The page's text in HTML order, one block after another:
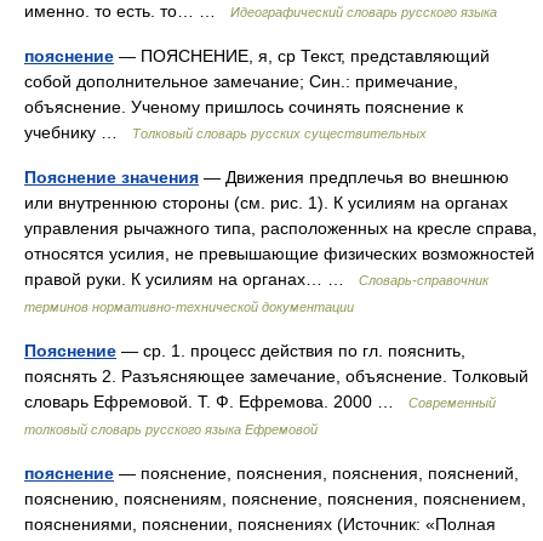
именно. то есть. то… …
Идеографический словарь русского языка
пояснение — ПОЯСНЕНИЕ, я, ср Текст, представляющий
собой дополнительное замечание; Син.: примечание,
объяснение. Ученому пришлось сочинять пояснение к
учебнику …
Толковый словарь русских существительных
Пояснение значения — Движения предплечья во внешнюю
или внутреннюю стороны (см. рис. 1). К усилиям на органах
управления рычажного типа, расположенных на кресле справа,
относятся усилия, не превышающие физических возможностей
правой руки. К усилиям на органах… …
Словарь-справочник
терминов нормативно-технической документации
Пояснение — ср. 1. процесс действия по гл. пояснить,
пояснять 2. Разъясняющее замечание, объяснение. Толковый
словарь Ефремовой. Т. Ф. Ефремова. 2000 …
Современный
толковый словарь русского языка Ефремовой
пояснение — пояснение, пояснения, пояснения, пояснений,
пояснению, пояснениям, пояснение, пояснения, пояснением,
пояснениями, пояснении, пояснениях (Источник: «Полная